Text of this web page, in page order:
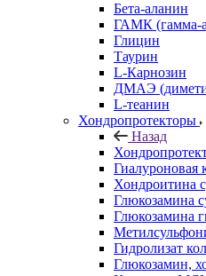
Бета-аланин
ГАМК (гамма-
Глицин
Таурин
L-Карнозин
ДМАЭ
L-теанин
Хондропротекторы
Назад
Гиалуроновая
Хондроитина
Глюкозамина
Глюкозамина
Гидролизат
Глюкозамин,